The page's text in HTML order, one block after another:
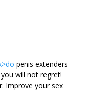
penis extenders
will not regret!
Improve your sex